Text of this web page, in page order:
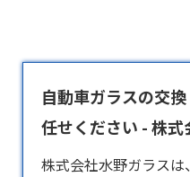
自動車ガラスの交
任せください - 株
株式会社水野ガラス